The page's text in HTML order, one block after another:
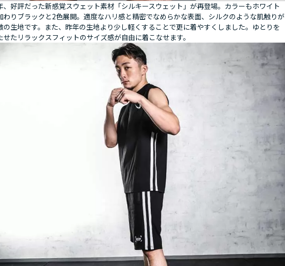
、好評だった新感覚スウェット素材「シルキースウェット」が再登場。カラーもホワイト
わりブラックと2色展開。適度なハリ感と精密でなめらかな表面、シルクのような肌触りが
の生地です。また、昨年の生地より少し軽くすることで更に着やすくしました。ゆとりを
せたリラックスフィットのサイズ感が自由に着こなせます。